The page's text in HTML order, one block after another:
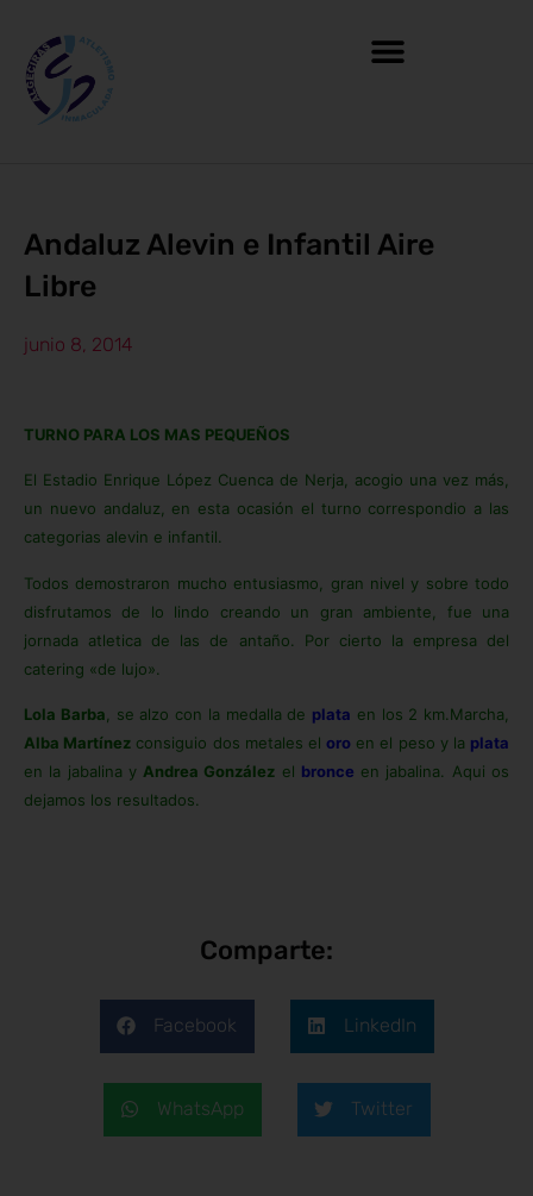
Andaluz Alevin e Infantil Aire
Libre
junio 8, 2014
TURNO PARA LOS MAS PEQUEÑOS
El Estadio Enrique López Cuenca de Nerja, acogio una vez más,
un nuevo andaluz, en esta ocasión el turno correspondio a las
categorias alevin e infantil.
Todos demostraron mucho entusiasmo, gran nivel y sobre todo
disfrutamos de lo lindo creando un gran ambiente, fue una
jornada atletica de las de antaño. Por cierto la empresa del
catering «de lujo».
Lola Barba , se alzo con la medalla de plata en los 2 km.Marcha,
Alba Martínez consiguio dos metales eloro en el peso y la plata
en la jabalina y Andrea González el bronce en jabalina. Aqui os
dejamos los resultados.
Comparte:
Facebook LinkedIn
WhatsApp Twitter